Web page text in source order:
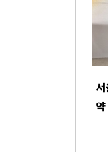
서
약